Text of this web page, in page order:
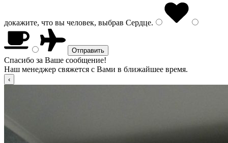
докажите, что вы человек, выбрав Сердце.
Спасибо за Ваше сообщение!
Наш менеджер свяжется с Вами в ближайшее время.